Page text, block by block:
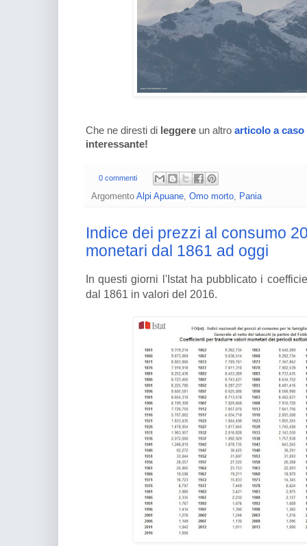
Che ne diresti di leggere un altro articolo a caso
interessante!
0 commenti
Argomento Alpi Apuane, Omo morto, Pania
Indice dei prezzi al consumo
monetari dal 1861 ad oggi
In questi giorni l'Istat ha pubblicato i
dal 1861 in valori del 2016.